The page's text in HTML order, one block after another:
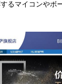
るマイコンやボ